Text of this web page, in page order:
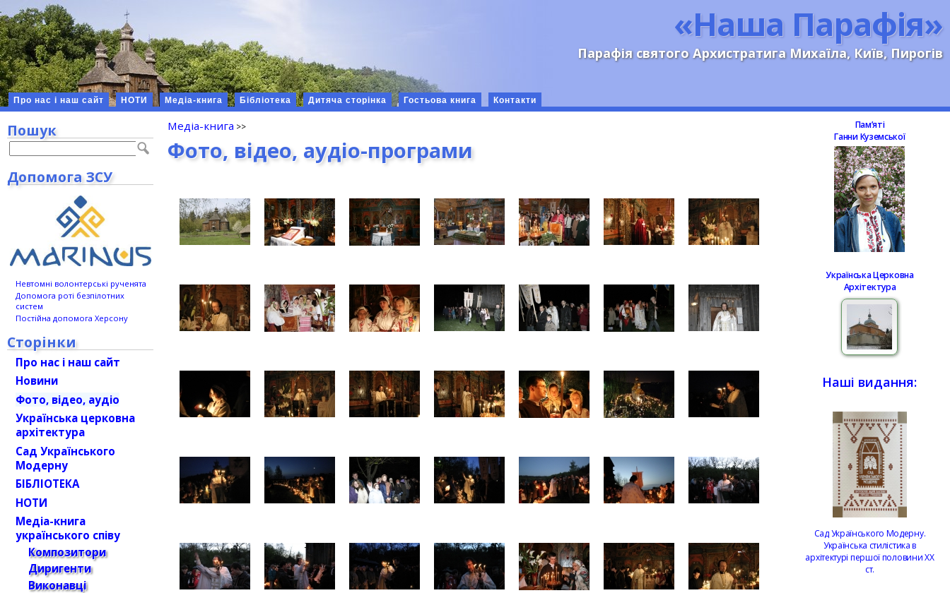
«Наша Парафія»
Парафія святого Архистратига Михаїла, Київ, Пирогів
Про нас і наш сайт НОТИ Медіа-книга Бібліотека Дитяча сторінка Гостьова книга Контакти
Медіа-книга
Фото, відео, аудіо-програми
Пошук
Допомога ЗСУ
Невтомні волонтерські рученята
Допомога роті безпілотних
систем
Постійна допомога Херсону
Сторінки
Про нас і наш сайт
Новини
Фото, відео, аудіо
Українська церковна
архітектура
Сад Українського
Модерну
БІБЛІОТЕКА
НОТИ
Медіа-книга
українського співу
Композитори
Диригенти
Виконавці
Памʼяті
Ганни Куземської
Українська Церковна
Архітектура
Наші видання:
Сад Українського Модерну.
Українська стилістика в
архітектурі першої половини ХХ
ст.